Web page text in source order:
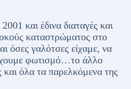
και έδινα διαταγές και
καταστρώματος στο
όσες γαλότσες είχαμε, να
φωτισμό…το άλλο
όλα τα παρελκόμενα της